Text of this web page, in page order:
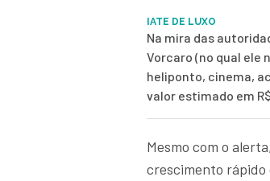
IATE DE LUXO
Na mira das
Vorcaro (no qual ele
heliponto, cinema,
valor estimado em
Mesmo com o
crescimento rápido